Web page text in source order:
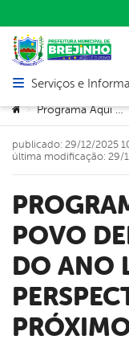
Abrir menu
Serviços e
Você está aqui:
> Programa Aqui é o Povo
PROGRAMA AQUI É O
POVO
DO ANO
publicado: 29/12/2025
última modificação: 29/